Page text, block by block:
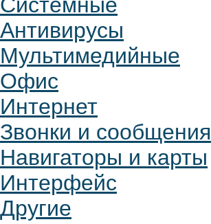
Антивирусы
Мультимедийные
Офис
Интернет
Звонки и сообщения
Навигаторы и карты
Интерфейс
Другие